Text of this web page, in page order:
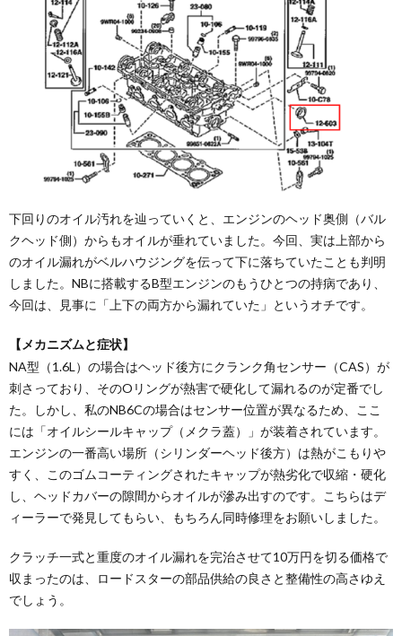
下回りのオイル汚れを辿っていくと、エンジンのヘッド奥側（バル
クヘッド側）からもオイルが垂れていました。今回、実は上部から
のオイル漏れがベルハウジングを伝って下に落ちていたことも判明
しました。NBに搭載するB型エンジンのもうひとつの持病であり、
今回は、見事に「上下の両方から漏れていた」というオチです。
【メカニズムと症状】
NA型（1.6L）の場合はヘッド後方にクランク角センサー（CAS）が
刺さっており、そのOリングが熱害で硬化して漏れるのが定番でし
た。しかし、私のNB6Cの場合はセンサー位置が異なるため、ここ
には「オイルシールキャップ（メクラ蓋）」が装着されています。
エンジンの一番高い場所（シリンダーヘッド後方）は熱がこもりや
すく、このゴムコーティングされたキャップが熱劣化で収縮・硬化
し、ヘッドカバーの隙間からオイルが滲み出すのです。こちらはデ
ィーラーで発見してもらい、もちろん同時修理をお願いしました。
クラッチ一式と重度のオイル漏れを完治させて10万円を切る価格で
収まったのは、ロードスターの部品供給の良さと整備性の高さゆえ
でしょう。